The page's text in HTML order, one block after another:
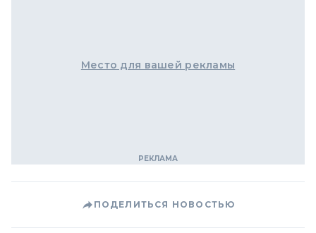
Место для вашей рекламы
ПОДЕЛИТЬСЯ НОВОСТЬЮ